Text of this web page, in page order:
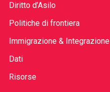
Diritto d’Asilo
Politiche di frontiera
Immigrazione & Integrazione
Dati
Risorse